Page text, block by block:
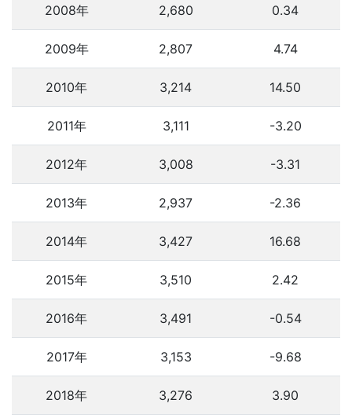
2008年 2,680 0.34
2009年 2,807 4.74
2010年 3,214 14.50
2011年 3,111 -3.20
2012年 3,008 -3.31
2013年 2,937 -2.36
2014年 3,427 16.68
2015年 3,510 2.42
2016年 3,491 -0.54
2017年 3,153 -9.68
2018年 3,276 3.90